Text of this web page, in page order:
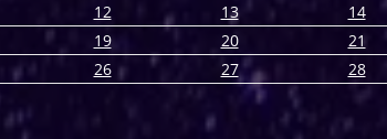
12 13 14
19 20 21
26 27 28